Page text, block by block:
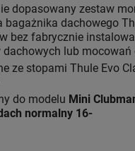
dopasowany zestaw
bagażnika dachowego
bez fabrycznie
dachowych lub mocowań
ze stopami Thule Evo
do modelu Mini
normalny 16-